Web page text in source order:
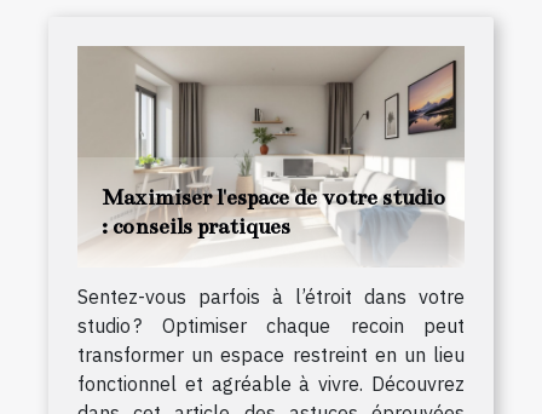
Maximiser l'espace de votre studio
: conseils pratiques
Sentez-vous parfois à l’étroit dans votre
studio ? Optimiser chaque recoin peut
transformer un espace restreint en un lieu
fonctionnel et agréable à vivre. Découvrez